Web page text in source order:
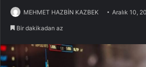
MEHMET HAZBİN KAZBEK Aralık 10,
Bir dakikadan az